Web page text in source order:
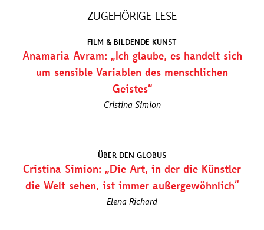
ZUGEHÖRIGE LESE
FILM & BILDENDE KUNST
Anamaria Avram: „Ich glaube, es handelt sich
um sensible Variablen des menschlichen
Geistes“
Cristina Simion
ÜBER DEN GLOBUS
Cristina Simion: „Die Art, in der die Künstler
die Welt sehen, ist immer außergewöhnlich“
Elena Richard